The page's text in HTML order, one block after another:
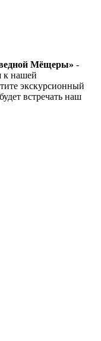
Мёщеры» -
к нашей
экскурсионный
встречать наш